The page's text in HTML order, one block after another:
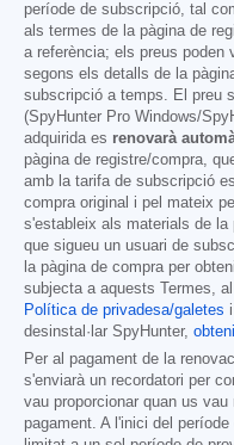
període de subscripció, tal
als termes de la pàgina de
a referència; els preus poden
segons els detalls de la
subscripció a temps. El preu
(SpyHunter Pro Windows/
adquirida es renovarà
pàgina de registre/compra,
amb la tarifa de subscripció
compra original i pel mateix
s'estableix als materials de la
que sigueu un usuari de
la pàgina de compra per
subjecta a aquests Termes,
Política de privadesa/galetes i
desinstal·lar SpyHunter,
Per al pagament de la
s'enviarà un recordatori per
vau proporcionar quan us
pagament. A l'inici del